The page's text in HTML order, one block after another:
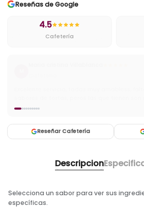
Reseñas de Google
4.5
Cafetería
Reseñar Cafetería
Descripcion
Selecciona un sabor para ver sus
específicas.